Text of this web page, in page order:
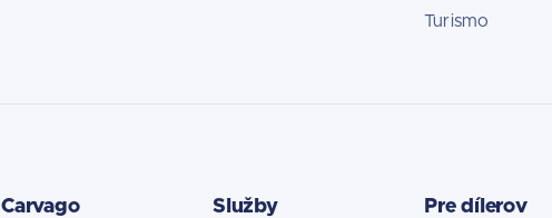
Turismo
Carvago Služby Pre dílerov